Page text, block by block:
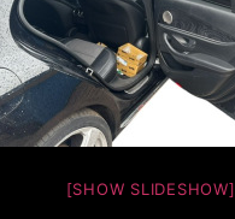
[SHOW SLIDESHOW]